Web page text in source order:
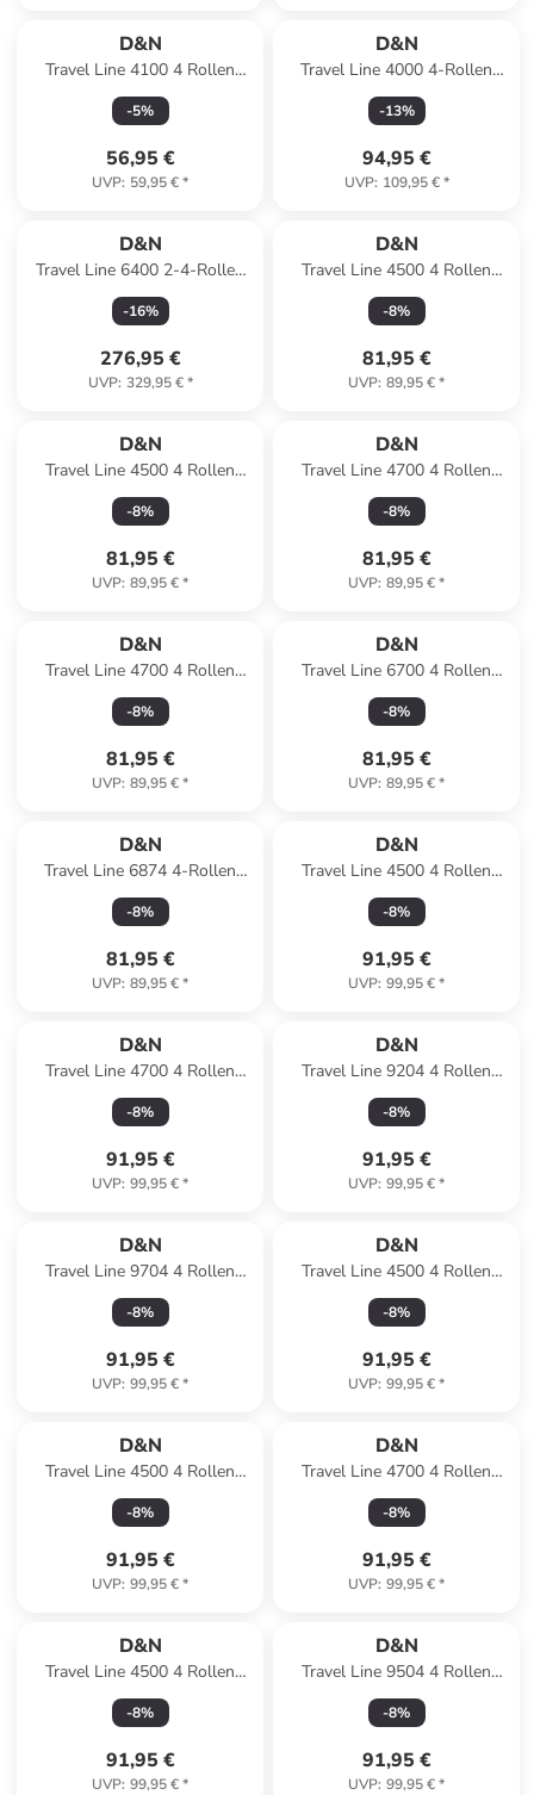
D&N
Travel Line 4100 4 Rollen
Kabinentrolley S 53 cm in
taupe
-5%
56,95 €
UVP: 59,95 €*
D&N
Travel Line 4000 4-Rollen
Trolley 66 cm in navy
-13%
94,95 €
UVP: 109,95 €*
D&N
Travel Line 6400 2-4-Rollen
Kofferset 3tlg. in bordeaux
-16%
276,95 €
UVP: 329,95 €*
D&N
Travel Line 4500 4 Rollen
Trolley M 65 cm mit Dehnfalte
in petrol
-8%
81,95 €
UVP: 89,95 €*
D&N
Travel Line 4500 4 Rollen
Trolley M 65 cm mit Dehnfalte
in grey
-8%
81,95 €
UVP: 89,95 €*
D&N
Travel Line 4700 4 Rollen
Trolley 68 cm mit Dehnfalte in
cream white
-8%
81,95 €
UVP: 89,95 €*
D&N
Travel Line 4700 4 Rollen
Trolley 68 cm mit Dehnfalte in
navy
-8%
81,95 €
UVP: 89,95 €*
D&N
Travel Line 6700 4 Rollen
Trolley 60 cm in grau
-8%
81,95 €
UVP: 89,95 €*
D&N
Travel Line 6874 4-Rollen
Trolley 76 cm in schwarz
-8%
81,95 €
UVP: 89,95 €*
D&N
Travel Line 4500 4 Rollen
Trolley L 75 cm mit Dehnfalte
in darkblue
-8%
91,95 €
UVP: 99,95 €*
D&N
Travel Line 4700 4 Rollen
Trolley 78 cm mit Dehnfalte in
navy
-8%
91,95 €
UVP: 99,95 €*
D&N
Travel Line 9204 4 Rollen
Trolley M 66 cm mit Dehnfalte
in schwarz
-8%
91,95 €
UVP: 99,95 €*
D&N
Travel Line 9704 4 Rollen
Trolley L 78 cm mit Dehnfalte
in dark blue
-8%
91,95 €
UVP: 99,95 €*
D&N
Travel Line 4500 4 Rollen
Trolley L 75 cm mit Dehnfalte
in petrol
-8%
91,95 €
UVP: 99,95 €*
D&N
Travel Line 4500 4 Rollen
Trolley L 75 cm mit Dehnfalte
in black
-8%
91,95 €
UVP: 99,95 €*
D&N
Travel Line 4700 4 Rollen
Trolley 78 cm mit Dehnfalte in
olive green
-8%
91,95 €
UVP: 99,95 €*
D&N
Travel Line 4500 4 Rollen
Trolley L 75 cm mit Dehnfalte
in grey
-8%
91,95 €
UVP: 99,95 €*
D&N
Travel Line 9504 4 Rollen
Trolley M 67 cm mit Dehnfalte
in black
-8%
91,95 €
UVP: 99,95 €*